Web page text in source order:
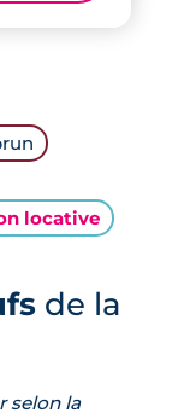
locative
de la
selon la